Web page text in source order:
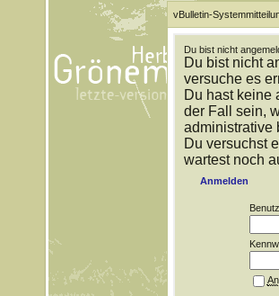
vBulletin-
Du bist nicht
Du bist nicht
versuche es
Du hast keine
der Fall sein,
administrative
Du versuchst
wartest noch
Anmelden